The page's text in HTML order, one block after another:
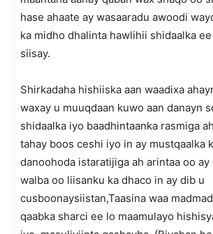
hase ahaate ay wasaaradu awoodi
ka midho dhalinta hawlihii shidaalka
siisay.
Shirkadaha hishiiska aan waadixa
waxay u muuqdaan kuwo aan danayn
shidaalka iyo baadhintaanka rasmiga
tahay boos ceshi iyo in ay mustqaalka
danoohoda istaratijiga ah arintaa oo ay
walba oo liisanku ka dhaco in ay dib u
cusboonaysiistan,Taasina waa
qaabka sharci ee lo maamulayo